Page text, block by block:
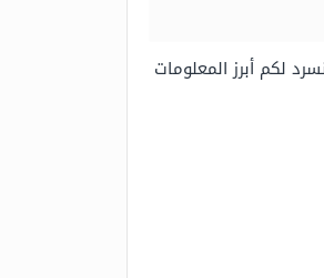
لكم أبرز المعلومات